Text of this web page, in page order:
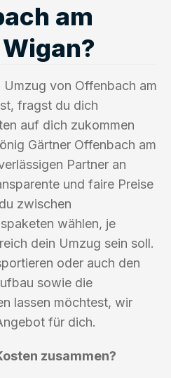
am
Umzug von Offenbach am
fragst du dich
auf dich zukommen
Gärtner Offenbach am
Partner an
und faire Preise
zwischen
wählen, je
dein Umzug sein soll.
oder auch den
sowie die
lassen möchtest, wir
für dich.
zusammen?